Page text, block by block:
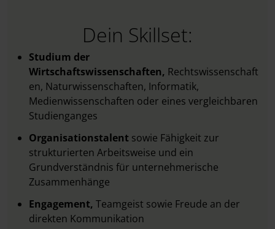
Dein Skillset:
Studium der
Wirtschaftswissenschaften, Rechtswissenschaft
en, Naturwissenschaften, Informatik,
Medienwissenschaften oder eines vergleichbaren
Studienganges
Organisationstalent sowie Fähigkeit zur
strukturierten Arbeitsweise und ein
Grundverständnis für unternehmerische
Zusammenhänge
Engagement, Teamgeist sowie Freude an der
direkten Kommunikation